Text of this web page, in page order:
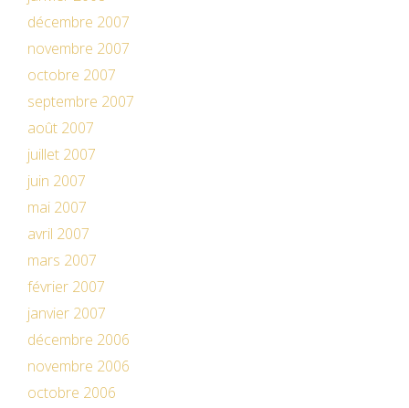
décembre 2007
novembre 2007
octobre 2007
septembre 2007
août 2007
juillet 2007
juin 2007
mai 2007
avril 2007
mars 2007
février 2007
janvier 2007
décembre 2006
novembre 2006
octobre 2006